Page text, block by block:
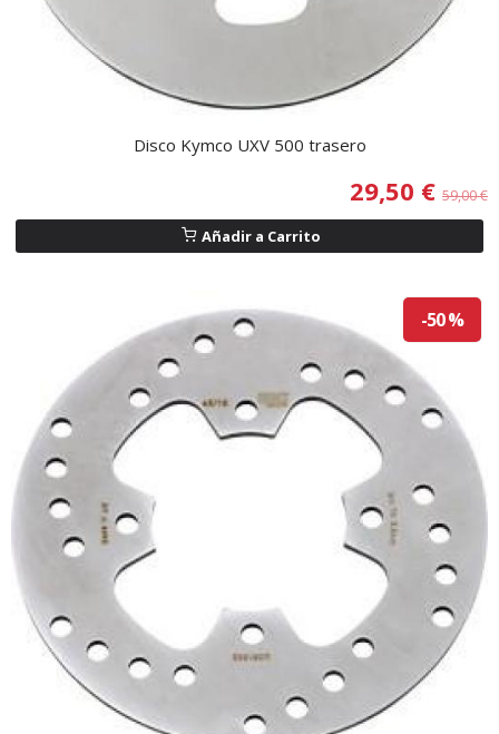
Disco Kymco UXV 500 trasero
29,50 € 59,00 €
Añadir a Carrito
-50 %